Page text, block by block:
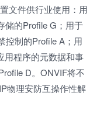
文件供行业使用：用
储的Profile G；用于
控制的Profile A；用
用程序的元数据和事
D。ONVIF将不
物理安防互操作性解